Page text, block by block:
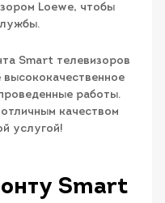
Loewe, чтобы
Smart телевизоров
работы.
качеством
услугой!
Smart